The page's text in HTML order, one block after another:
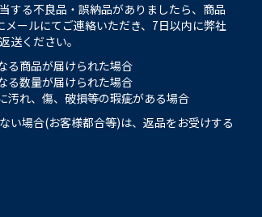
する不良品・誤納品がありましたら、商品
メールにてご連絡いただき、7日以内に弊社
送ください。
る商品が届けられた場合
る数量が届けられた場合
汚れ、傷、破損等の瑕疵がある場合
い場合(お客様都合等)は、返品をお受けする